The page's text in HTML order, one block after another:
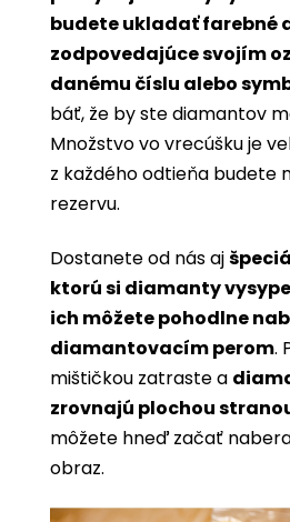
budete ukladať farebné
zodpovedajúce svojím
danému číslu alebo
báť, že by ste diamantov
Množstvo vo vrecúšku je
z každého odtieňa budete
rezervu.
Dostanete od nás aj
ktorú si diamanty
ich môžete pohodlne
diamantovacím perom.
mištičkou zatraste a
zrovnajú plochou
môžete hneď začať
obraz.